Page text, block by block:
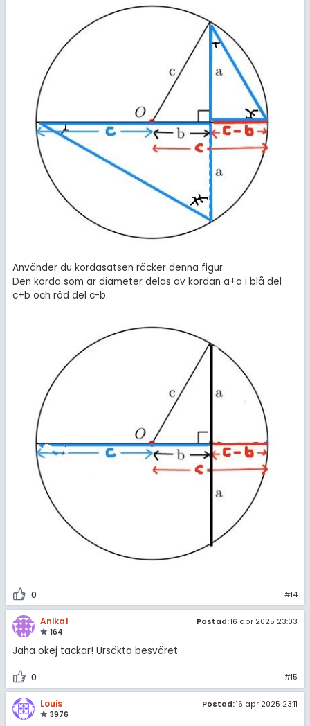
Använder du kordasatsen räcker denna figur.
Den korda som är diameter delas av kordan a+a i blå del
c+b och röd del c-b.
0 #14
Anika1
164
Postad:16 apr 2025 23:03
Jaha okej tackar! Ursäkta besväret
0 #15
Louis
3976
Postad:16 apr 2025 23:11